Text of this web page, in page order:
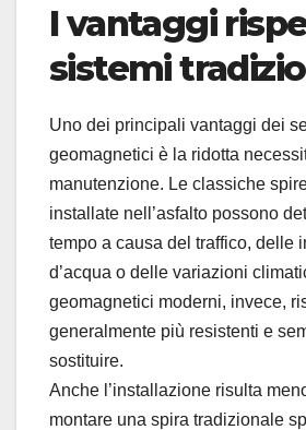
I vantaggi
sistemi
Uno dei principali vantaggi dei
geomagnetici è la ridotta
manutenzione. Le classiche
installate nell’asfalto possono
tempo a causa del traffico, delle
d’acqua o delle variazioni
geomagnetici moderni, invece,
generalmente più resistenti e
sostituire.
Anche l’installazione risulta
montare una spira tradizionale